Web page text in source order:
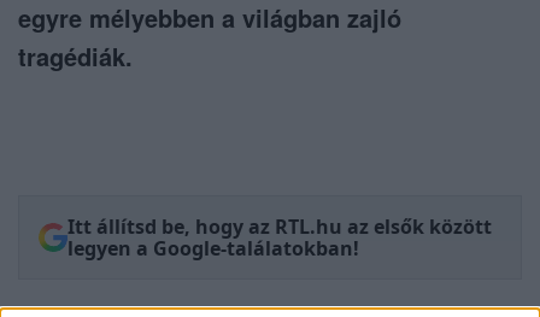
egyre mélyebben a világban zajló
tragédiák.
Itt állítsd be, hogy az RTL.hu az elsők között
legyen a Google-találatokban!